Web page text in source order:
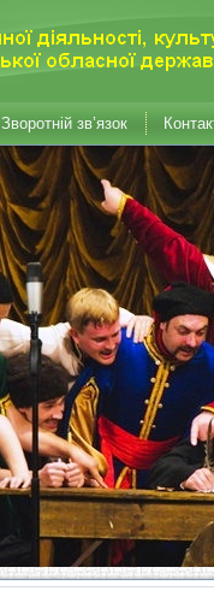
Зворотній зв’язок